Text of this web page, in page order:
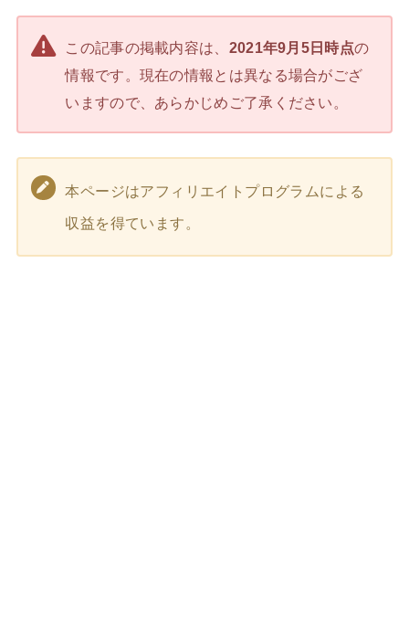
この記事の掲載内容は、 2021年9月5日時点の
情報です。現在の情報とは異なる場合がござ
いますので、あらかじめご了承ください。
本ページはアフィリエイトプログラムによる
収益を得ています。